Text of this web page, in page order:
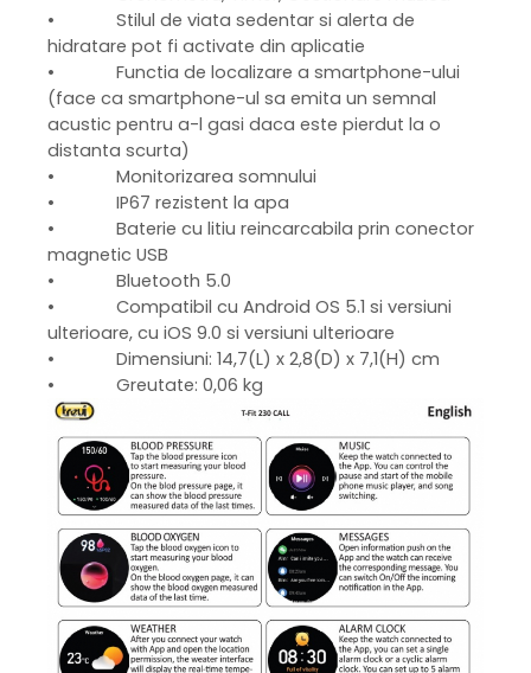
• Stilul de viata sedentar si alerta de
hidratare pot fi activate din aplicatie
• Functia de localizare a smartphone-ului
(face ca smartphone-ul sa emita un semnal
acustic pentru a-l gasi daca este pierdut la o
distanta scurta)
• Monitorizarea somnului
• IP67 rezistent la apa
• Baterie cu litiu reincarcabila prin conector
magnetic USB
• Bluetooth 5.0
• Compatibil cu Android OS 5.1 si versiuni
ulterioare, cu iOS 9.0 si versiuni ulterioare
• Dimensiuni: 14,7(L) x 2,8(D) x 7,1(H) cm
• Greutate: 0,06 kg